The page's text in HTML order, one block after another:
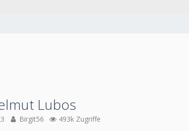
Lubos
Birgit56 493k Zugriffe